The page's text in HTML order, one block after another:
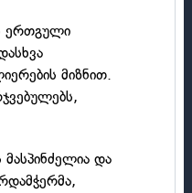
ერთგული
მიზნით.
და